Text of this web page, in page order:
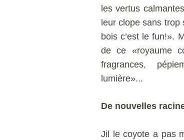
les vertus
leur clope sans trop
bois c’est le fun!».
de ce «royaume
fragrances,
lumière»...
De nouvelles
Jil le coyote a pas